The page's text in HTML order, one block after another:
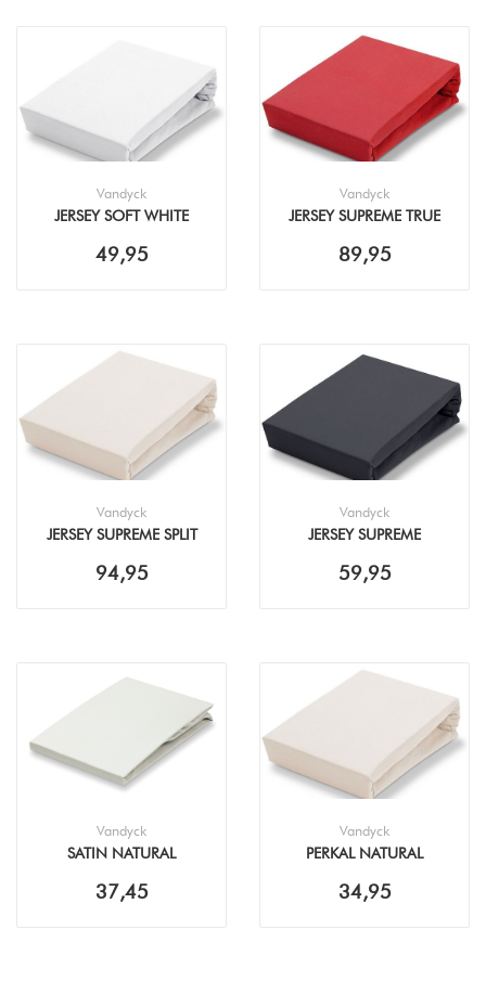
Vandyck
JERSEY SOFT WHITE
49,95
Vandyck
JERSEY SUPREME TRUE
89,95
Vandyck
JERSEY SUPREME SPLIT
94,95
Vandyck
JERSEY SUPREME
HOESLAKEN
59,95
Vandyck
SATIN NATURAL
37,45
Vandyck
PERKAL NATURAL
34,95